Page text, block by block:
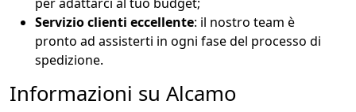
Servizio clienti eccellente: il nostro team è
pronto ad assisterti in ogni fase del processo di
spedizione.
Informazioni su Alcamo